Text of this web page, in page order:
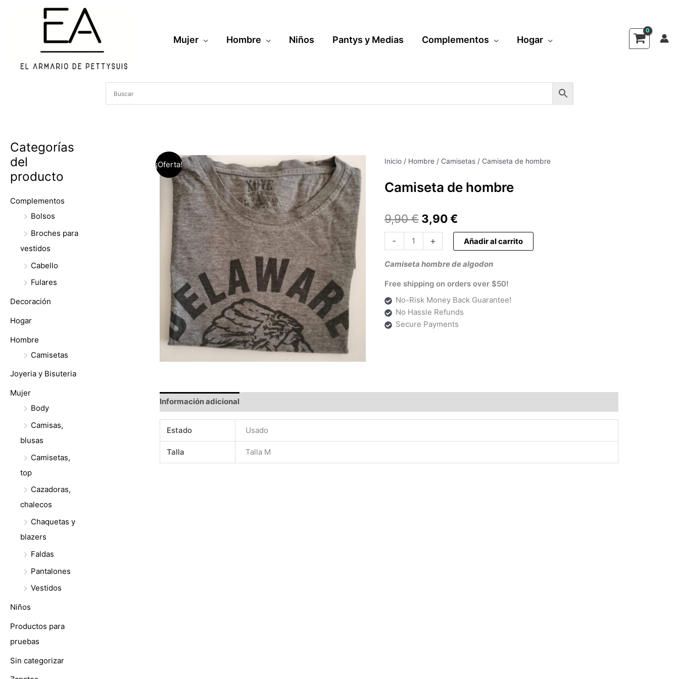
Mujer Hombre Niños Pantys y Medias Complementos Hogar
Categorías
del
producto
Complementos
Bolsos
Broches para
vestidos
Cabello
Fulares
Decoración
Hogar
Hombre
Camisetas
Joyeria y Bisuteria
Mujer
Body
Camisas,
blusas
Camisetas,
top
Cazadoras,
chalecos
Chaquetas y
blazers
Faldas
Pantalones
Vestidos
Niños
Productos para
pruebas
Sin categorizar
Inicio/ Hombre/ Camisetas/ Camiseta de hombre
Camiseta de hombre
9,90€
El
precio
original
era:
3,90€
El
precio
actual
es:
-
Camiseta
hombre
+ Añadir al carrito
Camiseta hombre de algodon
Free shipping on orders over $50!
No-Risk Money Back Guarantee!
No Hassle Refunds
Secure Payments
¡Oferta!
Información adicional
Estado Usado
Talla Talla M